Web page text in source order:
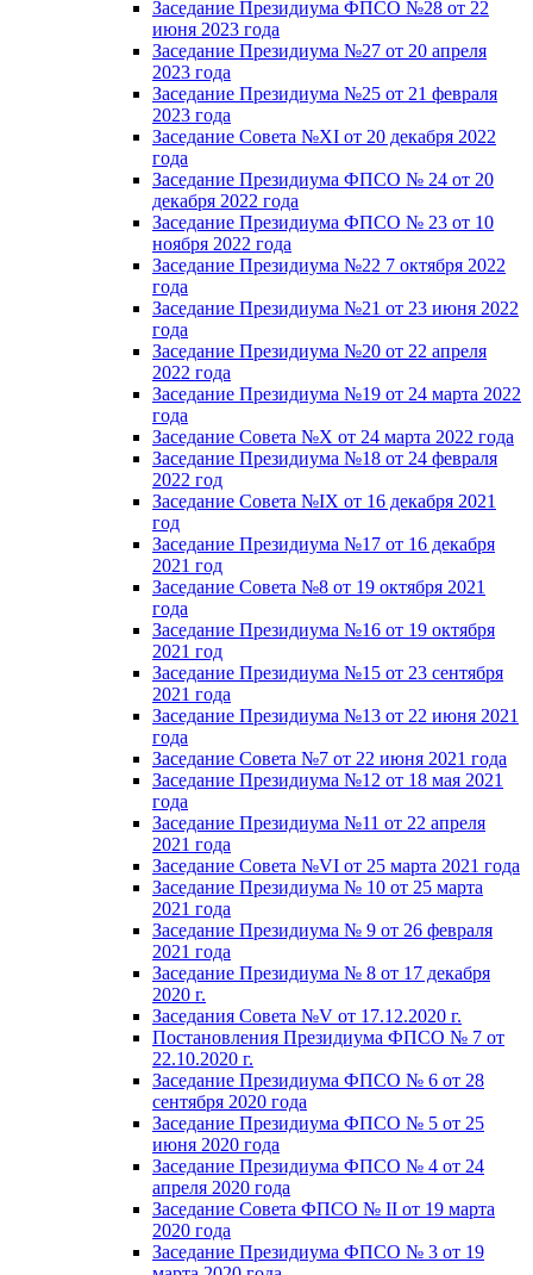
Заседание Президиума ФПСО №28 от 22
июня 2023 года
Заседание Президиума №27 от 20 апреля
2023 года
Заседание Президиума №25 от 21 февраля
2023 года
Заседание Совета №XI от 20 декабря 2022
года
Заседание Президиума ФПСО № 24 от 20
декабря 2022 года
Заседание Президиума ФПСО № 23 от 10
ноября 2022 года
Заседание Президиума №22 7 октября 2022
года
Заседание Президиума №21 от 23 июня 2022
года
Заседание Президиума №20 от 22 апреля
2022 года
Заседание Президиума №19 от 24 марта 2022
года
Заседание Совета №X от 24 марта 2022 года
Заседание Президиума №18 от 24 февраля
2022 год
Заседание Совета №IX от 16 декабря 2021
год
Заседание Президиума №17 от 16 декабря
2021 год
Заседание Совета №8 от 19 октября 2021
года
Заседание Президиума №16 от 19 октября
2021 год
Заседание Президиума №15 от 23 сентября
2021 года
Заседание Президиума №13 от 22 июня 2021
года
Заседание Совета №7 от 22 июня 2021 года
Заседание Президиума №12 от 18 мая 2021
года
Заседание Президиума №11 от 22 апреля
2021 года
Заседание Совета №VI от 25 марта 2021 года
Заседание Президиума № 10 от 25 марта
2021 года
Заседание Президиума № 9 от 26 февраля
2021 года
Заседание Президиума № 8 от 17 декабря
2020 г.
Заседания Совета №V от 17.12.2020 г.
Постановления Президиума ФПСО № 7 от
22.10.2020 г.
Заседание Президиума ФПСО № 6 от 28
сентября 2020 года
Заседание Президиума ФПСО № 5 от 25
июня 2020 года
Заседание Президиума ФПСО № 4 от 24
апреля 2020 года
Заседание Совета ФПСО № II от 19 марта
2020 года
Заседание Президиума ФПСО № 3 от 19